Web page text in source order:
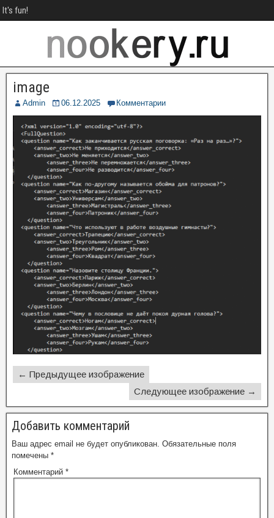
It's fun!
image
Admin 06.12.2025 Комментарии
← Предыдущее изображение
Следующее изображение →
Добавить комментарий
Ваш адрес email не будет опубликован. Обязательные поля
помечены *
Комментарий *